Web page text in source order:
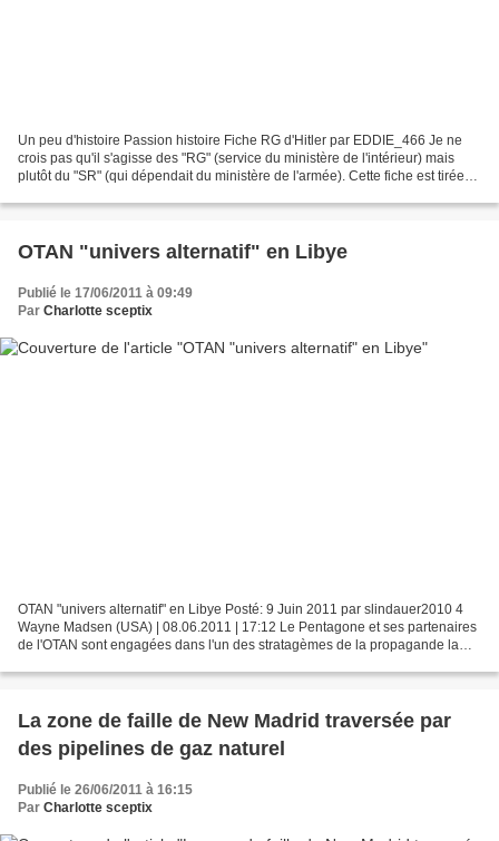
Un peu d'histoire Passion histoire Fiche RG d'Hitler par EDDIE_466 Je ne
crois pas qu'il s'agisse des "RG" (service du ministère de l'intérieur) mais
plutôt du "SR" (qui dépendait du ministère de l'armée). Cette fiche est tirée
OTAN "univers alternatif" en Libye
Publié le 17/06/2011 à 09:49
Par Charlotte sceptix
OTAN "univers alternatif" en Libye Posté: 9 Juin 2011 par slindauer2010 4
Wayne Madsen (USA) | 08.06.2011 | 17:12 Le Pentagone et ses partenaires
de l'OTAN sont engagées dans l'un des stratagèmes de la propagande la
La zone de faille de New Madrid traversée par
des pipelines de gaz naturel
Publié le 26/06/2011 à 16:15
Par Charlotte sceptix